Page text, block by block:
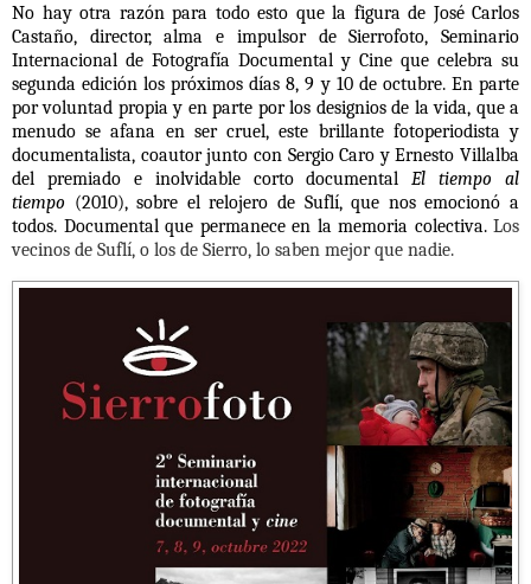
No hay otra razón para todo esto que la figura de José Carlos
Castaño, director, alma e impulsor de Sierrofoto, Seminario
Internacional de Fotografía Documental y Cine que celebra su
segunda edición los próximos días 8, 9 y 10 de octubre. En parte
por voluntad propia y en parte por los designios de la vida, que a
menudo se afana en ser cruel, este brillante fotoperiodista y
documentalista, coautor junto con Sergio Caro y Ernesto Villalba
del premiado e inolvidable corto documentalEl tiempo al
tiempo (2010), sobre el relojero de Suflí, que nos emocionó a
todos. Documental que permanece en la memoria colectiva. Los
vecinos de Suflí, o los de Sierro, lo saben mejor que nadie.